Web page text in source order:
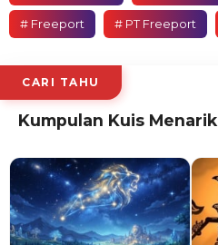
# Freeport # PT Freeport
CARI TAHU
Kumpulan Kuis Menarik